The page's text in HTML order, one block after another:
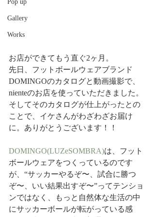
Pop up
Gallery
Works
お店ができてもう直ぐ2ヶ月。
先日、フットボールウェアブランド
DOMINGOのカタログと動画撮影で、
nienteのお店を使っていただきました。
そしてそのカタログが仕上がったとの
ことで、イケさんがわざわざお届け
に。ありがとうございます！！
DOMINGO(LUZeSOMBRA)は、フット
ボールウェアをつくっているのです
が、“サッカーやるぞ〜、試合に勝つ
ぞ〜、いい結果出すぞ〜”ってテンショ
ンではなく、もっと自然体な生活の中
にサッカーボールが転がっている感